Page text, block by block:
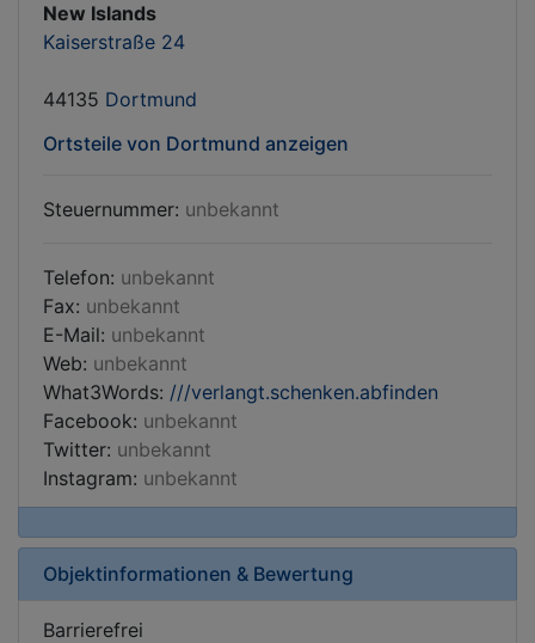
New Islands
Kaiserstraße 24
44135 Dortmund
Ortsteile von Dortmund anzeigen
Steuernummer: unbekannt
Telefon: unbekannt
Fax: unbekannt
E-Mail: unbekannt
Web: unbekannt
What3Words: ///verlangt.schenken.abfinden
Facebook: unbekannt
Twitter: unbekannt
Instagram: unbekannt
Objektinformationen & Bewertung
Barrierefrei